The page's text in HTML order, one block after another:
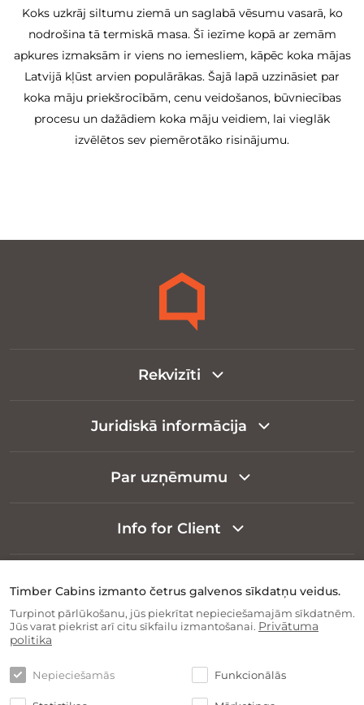
Koks uzkrāj siltumu ziemā un saglabā vēsumu vasarā, ko
nodrošina tā termiskā masa. Šī iezīme kopā ar zemām
apkures izmaksām ir viens no iemesliem, kāpēc koka mājas
Latvijā kļūst arvien populārākas. Šajā lapā uzzināsiet par
koka māju priekšrocībām, cenu veidošanos, būvniecības
procesu un dažādiem koka māju veidiem, lai vieglāk
izvēlētos sev piemērotāko risinājumu.
Rekvizīti
Juridiskā informācija
Par uzņēmumu
Info for Client
Timber Cabins izmanto četrus galvenos sīkdatņu veidus.
Turpinot pārlūkošanu, jūs piekrītat nepieciešamajām sīkdatnēm.
Jūs varat piekrist arī citu sīkfailu izmantošanai. Privātuma
politika
Nepieciešamās Funkcionālās